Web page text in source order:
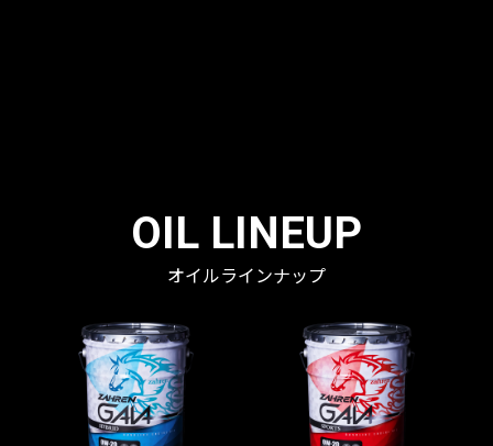
OIL LINEUP
オイルラインナップ